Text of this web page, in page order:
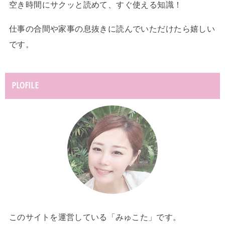
空き時間にサクッと読めて、すぐ使える知識！
仕事の合間や家事の息抜きに読んでいただけたら嬉しい
です。
PLOFILE
このサイトを運営している「みゅこた」です。